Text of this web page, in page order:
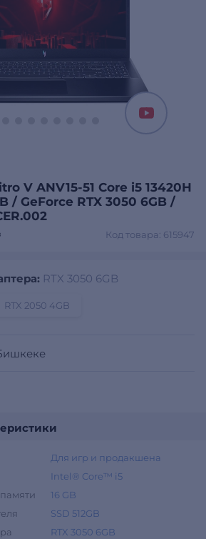
V ANV15-51 Core i5 13420H
/ GeForce RTX 3050 6GB /
Код товара: 615947
RTX 3050 6GB
RTX 2050 4GB
Для игр и продакшена
Intel® Core™ i5
16 GB
SSD 512GB
RTX 3050 6GB